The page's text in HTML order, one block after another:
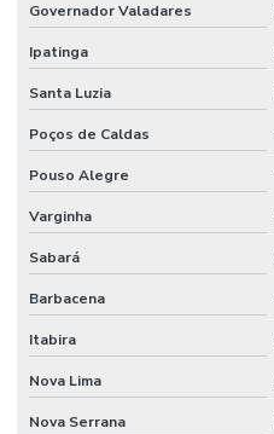
Governador Valadares
Ipatinga
Santa Luzia
Poços de Caldas
Pouso Alegre
Varginha
Sabará
Barbacena
Itabira
Nova Lima
Nova Serrana